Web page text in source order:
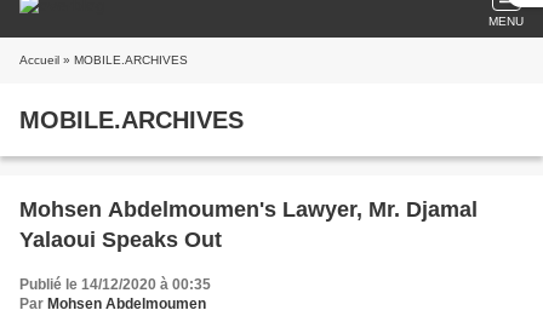
MENU
Accueil » MOBILE.ARCHIVES
MOBILE.ARCHIVES
Mohsen Abdelmoumen's Lawyer, Mr. Djamal
Yalaoui Speaks Out
Publié le 14/12/2020 à 00:35
Par Mohsen Abdelmoumen